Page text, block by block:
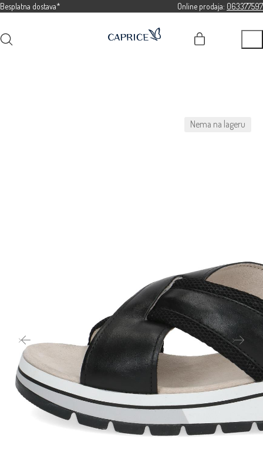
Besplatna dostava* Online prodaja: 063377597
Nema na lageru